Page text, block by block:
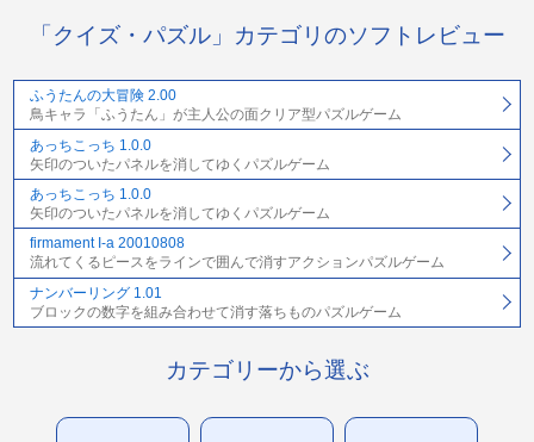
「クイズ・パズル」カテゴリのソフトレビュー
ふうたんの大冒険 2.00
鳥キャラ「ふうたん」が主人公の面クリア型パズルゲーム
あっちこっち 1.0.0
矢印のついたパネルを消してゆくパズルゲーム
あっちこっち 1.0.0
矢印のついたパネルを消してゆくパズルゲーム
firmament I-a 20010808
流れてくるピースをラインで囲んで消すアクションパズルゲーム
ナンバーリング 1.01
ブロックの数字を組み合わせて消す落ちものパズルゲーム
カテゴリーから選ぶ